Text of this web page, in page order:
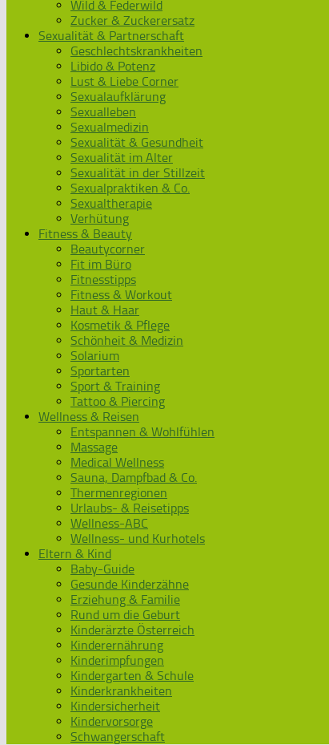
Wild & Federwild
Zucker & Zuckerersatz
Sexualität & Partnerschaft
Geschlechtskrankheiten
Libido & Potenz
Lust & Liebe Corner
Sexualaufklärung
Sexualleben
Sexualmedizin
Sexualität & Gesundheit
Sexualität im Alter
Sexualität in der Stillzeit
Sexualpraktiken & Co.
Sexualtherapie
Verhütung
Fitness & Beauty
Beautycorner
Fit im Büro
Fitnesstipps
Fitness & Workout
Haut & Haar
Kosmetik & Pflege
Schönheit & Medizin
Solarium
Sportarten
Sport & Training
Tattoo & Piercing
Wellness & Reisen
Entspannen & Wohlfühlen
Massage
Medical Wellness
Sauna, Dampfbad & Co.
Thermenregionen
Urlaubs- & Reisetipps
Wellness-ABC
Wellness- und Kurhotels
Eltern & Kind
Baby-Guide
Gesunde Kinderzähne
Erziehung & Familie
Rund um die Geburt
Kinderärzte Österreich
Kinderernährung
Kinderimpfungen
Kindergarten & Schule
Kinderkrankheiten
Kindersicherheit
Kindervorsorge
Schwangerschaft